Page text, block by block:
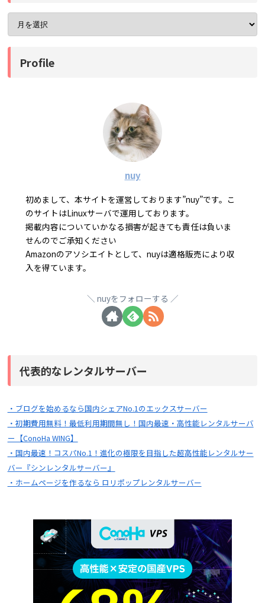
Profile
nuy
初めまして、本サイトを運営しております”nuy”です。こ
のサイトはLinuxサーバで運用しております。
掲載内容についていかなる損害が起きても責任は負いま
せんのでご承知ください
Amazonのアソシエイトとして、nuyは適格販売により収
入を得ています。
nuyをフォローする
代表的なレンタルサーバー
・ブログを始めるなら国内シェアNo.1のエックスサーバー
・初期費用無料！最低利用期間無し！国内最速・高性能レンタルサーバ
ー【ConoHa WING】
・国内最速！コスパNo.1！進化の極限を目指した超高性能レンタルサー
バー『シンレンタルサーバー』
・ホームページを作るなら ロリポップレンタルサーバー